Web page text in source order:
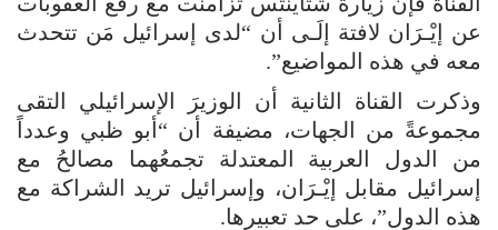
عن إيْـرَان لافتة إلَـى أن “لدى إسرائيل مَن تتحدث
معه في هذه المواضيع”.
وذكرت القناة الثانية أن الوزيرَ الإسرائيلي التقى
مجموعةً من الجهات، مضيفة أن “أبو ظبي وعدداً
من الدول العربية المعتدلة تجمعُهما مصالحُ مع
إسرائيل مقابل إيْـرَان، وإسرائيل تريد الشراكة مع
هذه الدول”، على حد تعبيرها.